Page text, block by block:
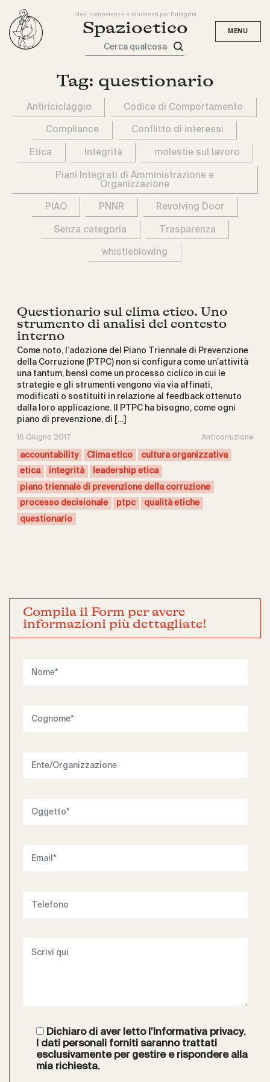
Idee, competenze e strumenti per l'integrità
Spazioetico
Cerca qualcosa
Tag: questionario
Antiriciclaggio Codice di Comportamento
Compliance Conflitto di interessi
Etica Integrità molestie sul lavoro
Piani Integrati di Amministrazione e
Organizzazione
PIAO PNNR Revolving Door
Senza categoria Trasparenza
whistleblowing
Questionario sul clima etico. Uno
strumento di analisi del contesto
interno
Come noto, l’adozione del Piano Triennale di Prevenzione
della Corruzione (PTPC) non si configura come un’attività
una tantum, bensì come un processo ciclico in cui le
strategie e gli strumenti vengono via via affinati,
modificati o sostituiti in relazione al feedback ottenuto
dalla loro applicazione. Il PTPC ha bisogno, come ogni
piano di prevenzione, di […]
16 Giugno 2017 Anticorruzione
accountability Clima etico
cultura organizzativa
etica
integrità
leadership etica
piano triennale di prevenzione della corruzione
processo decisionale
ptpc
qualità etiche
questionario
Compila il Form per avere
informazioni più dettagliate!
Dichiaro di aver letto l’Informativa privacy.
I dati personali forniti saranno trattati
esclusivamente per gestire e rispondere alla
mia richiesta.